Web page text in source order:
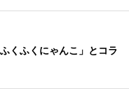
くふくにゃんこ」とコラ